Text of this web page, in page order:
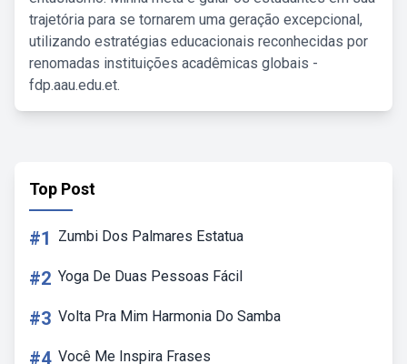
trajetória para se tornarem uma geração excepcional,
utilizando estratégias educacionais reconhecidas por
renomadas instituições acadêmicas globais -
fdp.aau.edu.et.
Top Post
#1 Zumbi Dos Palmares Estatua
#2 Yoga De Duas Pessoas Fácil
#3 Volta Pra Mim Harmonia Do Samba
#4 Você Me Inspira Frases